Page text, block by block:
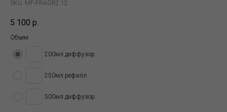
SKU: MF-FRAGR2.12
5 100 р.
Объем
200мл диффузор
250мл рефилл
500мл диффузор